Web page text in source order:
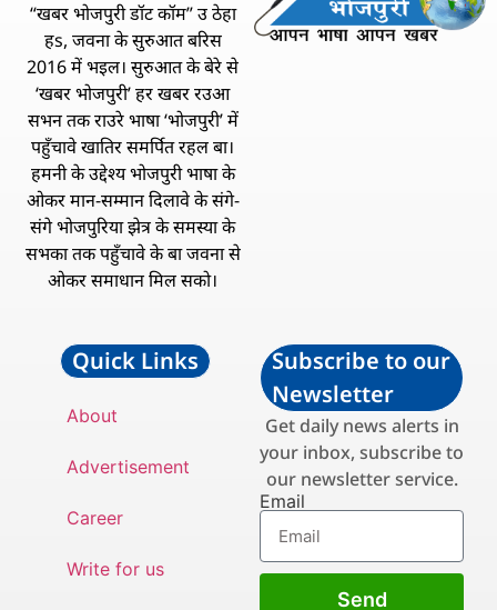
“खबर भोजपुरी डॉट कॉम” उ ठेहा
हs, जवना के सुरुआत बरिस
2016 में भइल। सुरुआत के बेरे से
‘खबर भोजपुरी’ हर खबर रउआ
सभन तक राउरे भाषा ‘भोजपुरी’ में
पहुँचावे खातिर समर्पित रहल बा।
हमनी के उद्देश्य भोजपुरी भाषा के
ओकर मान-सम्मान दिलावे के संगे-
संगे भोजपुरिया झेत्र के समस्या के
सभका तक पहुँचावे के बा जवना से
ओकर समाधान मिल सको।
Quick Links
About
Advertisement
Career
Write for us
Subscribe to our
Newsletter
Get daily news alerts in
your inbox, subscribe to
our newsletter service.
Email
Send